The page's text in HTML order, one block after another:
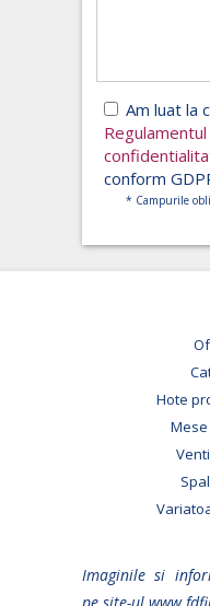
Am luat la
conform
* Campurile
Hote
Imaginile si